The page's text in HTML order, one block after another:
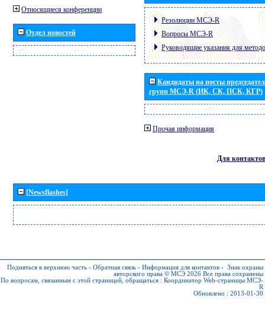
Относящиеся конференции
Отдел новостей
Резолюции МСЭ-R
Вопросы МСЭ-R
Руководящие указания для
Кандидаты на посты
групп МСЭ-R (ИК, СК, ПСК, КГР)
Прочая информация
Для контактов
[Newsflashes]
Подняться в верхнюю часть - Обратная связь - Информация для контактов - Знак охраны
авторского права © МСЭ 2026 Все права сохранены
По вопросам, связанным с этой страницей, обращаться : Координатор Web-страницы МСЭ-
R
Обновлено : 2013-01-30